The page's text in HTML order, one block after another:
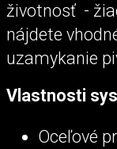
životnosť -
nájdete
uzamykanie
Vlastnosti
Oceľové